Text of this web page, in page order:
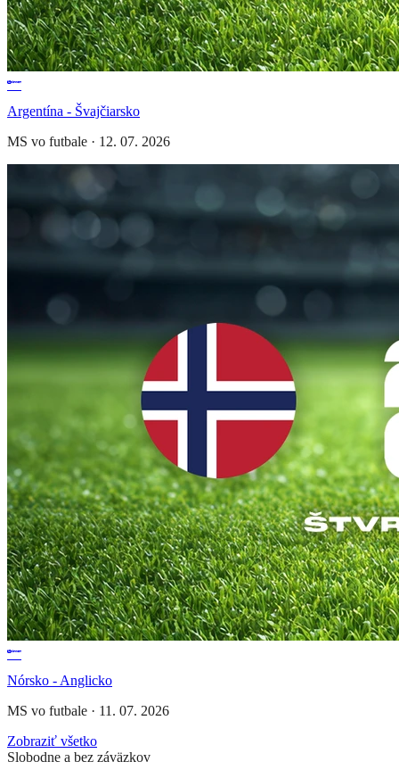
Argentína - Švajčiarsko
MS vo futbale · 12. 07. 2026
Nórsko - Anglicko
MS vo futbale · 11. 07. 2026
Zobraziť všetko
Slobodne a bez záväzkov